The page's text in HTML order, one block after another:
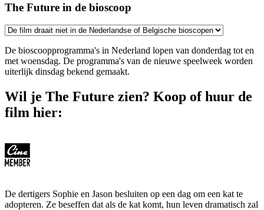
The Future in de bioscoop
De bioscoopprogramma's in Nederland lopen van donderdag tot en
met woensdag. De programma's van de nieuwe speelweek worden
uiterlijk dinsdag bekend gemaakt.
Wil je The Future zien? Koop of huur de
film hier:
De dertigers Sophie en Jason besluiten op een dag om een kat te
adopteren. Ze beseffen dat als de kat komt, hun leven dramatisch zal